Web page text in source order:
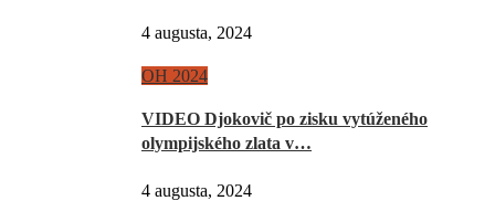
4 augusta, 2024
OH 2024
VIDEO Djokovič po zisku vytúženého
olympijského zlata v…
4 augusta, 2024